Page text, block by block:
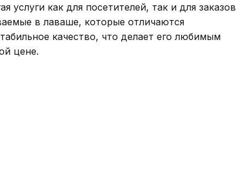
как для посетителей, так и для заказов
в лаваше, которые отличаются
качество, что делает его любимым
цене.